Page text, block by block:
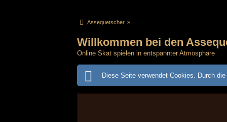
Assequetscher »
Willkommen bei den
Online Skat spielen in entspannter Atmosphäre
Diese Seite verwendet Cookies. Durch